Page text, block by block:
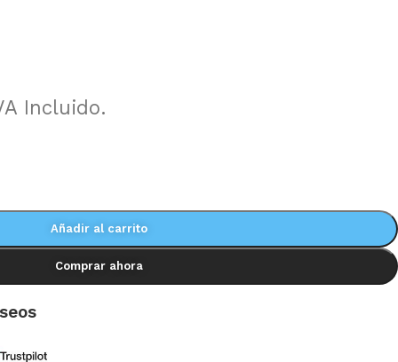
Incluido.
Añadir al carrito
Comprar ahora